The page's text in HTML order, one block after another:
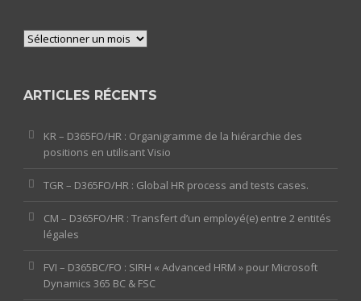
Archives
ARTICLES RÉCENTS
KR – D365FO/HR : Organigramme de la hiérarchie des
positions en utilisant Visio
TGR – D365FO/HR : Global HR process and tests cases.
CM – D365FO/HR : Transfert d’un employé(e) entre 2 entités
légales
FVI – D365BC/FO : SIRH « Advanced HRM » pour Microsoft
Dynamics 365 BC & FSC